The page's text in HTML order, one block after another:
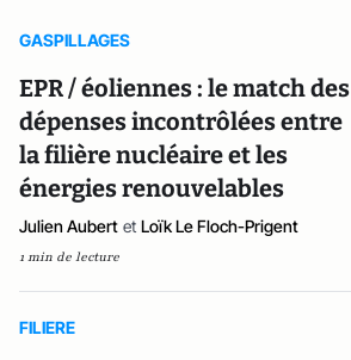
GASPILLAGES
EPR / éoliennes : le match des
dépenses incontrôlées entre
la filière nucléaire et les
énergies renouvelables
Julien Aubert et Loïk Le Floch-Prigent
1 min de lecture
FILIERE